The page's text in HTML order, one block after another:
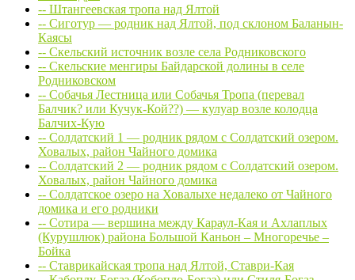
-- Штангеевская тропа над Ялтой
-- Сиготур — родник над Ялтой, под склоном Баланын-
Каясы
-- Скельский источник возле села Родниковского
-- Скельские менгиры Байдарской долины в селе
Родниковском
-- Собачья Лестница или Собачья Тропа (перевал
Балчик? или Кучук-Кой??) — кулуар возле колодца
Балчих-Кую
-- Солдатский 1 — родник рядом с Солдатский озером.
Ховалых, район Чайного домика
-- Солдатский 2 — родник рядом с Солдатский озером.
Ховалых, район Чайного домика
-- Солдатское озеро на Ховалыхе недалеко от Чайного
домика и его родники
-- Сотира — вершина между Караул-Кая и Ахлаплых
(Курушлюк) района Большой Каньон – Многоречье –
Бойка
-- Ставрикайская тропа над Ялтой, Ставри-Кая